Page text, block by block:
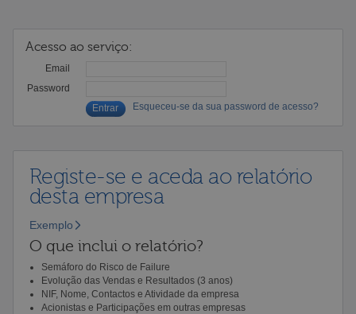
Acesso ao serviço:
Email
Password
Esqueceu-se da sua password de acesso?
Registe-se e aceda ao relatório
desta empresa
Exemplo
O que inclui o relatório?
Semáforo do Risco de Failure
Evolução das Vendas e Resultados (3 anos)
NIF, Nome, Contactos e Atividade da empresa
Acionistas e Participações em outras empresas